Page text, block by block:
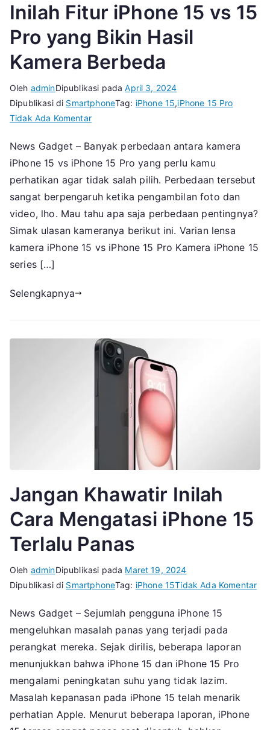
Inilah Fitur iPhone 15 vs 15
Pro yang Bikin Hasil
Kamera Berbeda
Oleh adminDipublikasi padaApril 3, 2024
Dipublikasi di SmartphoneTag: iPhone 15,iPhone 15 Pro
Tidak Ada Komentarpada
Fitur
iPhone
15
vs
15
yang
Bikin
News Gadget – Banyak perbedaan antara kamera
iPhone 15 vs iPhone 15 Pro yang perlu kamu
perhatikan agar tidak salah pilih. Perbedaan tersebut
sangat berpengaruh ketika pengambilan foto dan
video, lho. Mau tahu apa saja perbedaan pentingnya?
Simak ulasan kameranya berikut ini. Varian lensa
kamera iPhone 15 vs iPhone 15 Pro Kamera iPhone 15
series […]
Selengkapnya
Jangan Khawatir Inilah
Cara Mengatasi iPhone 15
Terlalu Panas
Oleh adminDipublikasi pada Maret 19, 2024
Dipublikasi di SmartphoneTag: iPhone 15Tidak Ada Komentar
News Gadget – Sejumlah pengguna iPhone 15
mengeluhkan masalah panas yang terjadi pada
perangkat mereka. Sejak dirilis, beberapa laporan
menunjukkan bahwa iPhone 15 dan iPhone 15 Pro
mengalami peningkatan suhu yang tidak lazim.
Masalah kepanasan pada iPhone 15 telah menarik
perhatian Apple. Menurut beberapa laporan, iPhone